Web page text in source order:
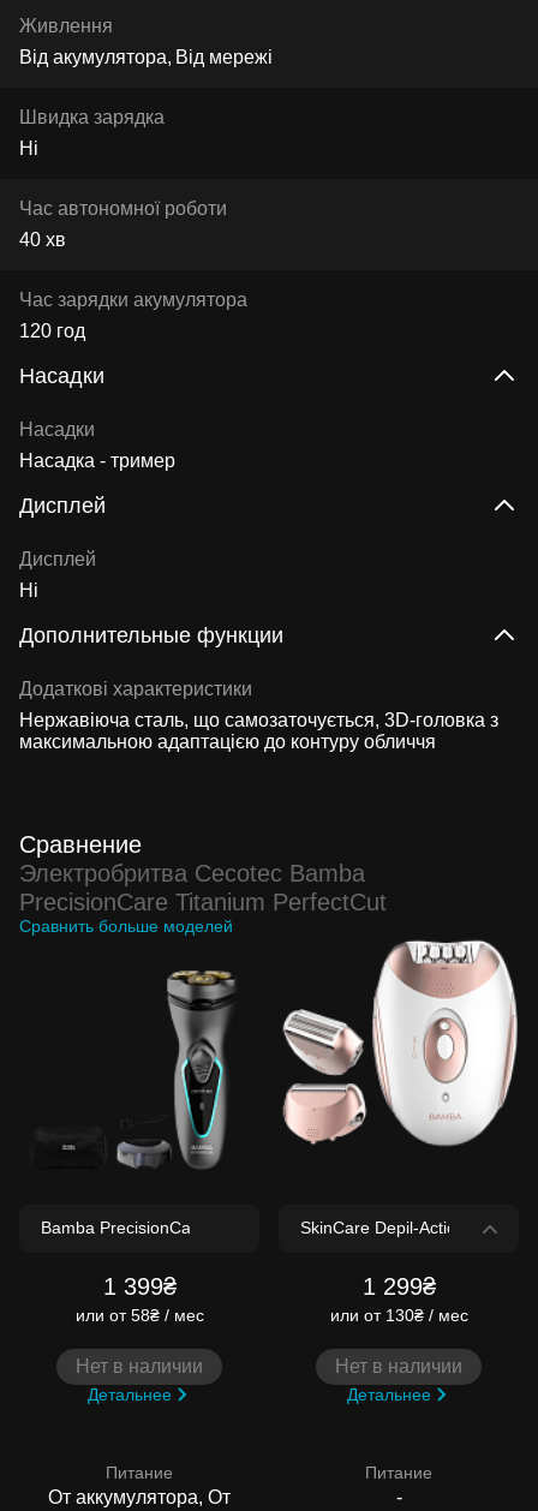
Живлення
Від акумулятора Від мережі
Швидка зарядка
Ні
Час автономної роботи
40 хв
Час зарядки акумулятора
120 год
Насадки
Насадки
Насадка - тример
Дисплей
Дисплей
Ні
Дополнительные функции
Додаткові характеристики
Нержавіюча сталь, що самозаточується, 3D-головка з
максимальною адаптацією до контуру обличчя
Сравнение
Электробритва Cecotec Bamba
PrecisionCare Titanium PerfectCut
Сравнить больше моделей
1 399₴
или от 58₴ / мес
Нет в наличии
Детальнее
Питание
От аккумулятора, От
1 299₴
или от 130₴ / мес
Нет в наличии
Детальнее
Питание
-